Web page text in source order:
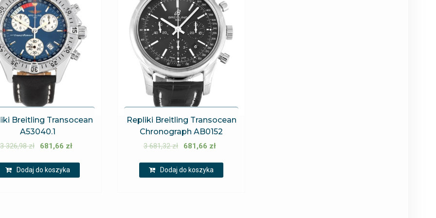
Breitling Transocean
A53040.1
3 326,98zł 681,66 zł
Dodaj do koszyka
Repliki Breitling Transocean
Chronograph AB0152
3 681,32zł 681,66 zł
Dodaj do koszyka